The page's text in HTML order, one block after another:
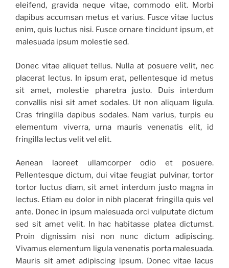
eleifend, gravida neque vitae, commodo elit. Morbi
dapibus accumsan metus et varius. Fusce vitae luctus
enim, quis luctus nisi. Fusce ornare tincidunt ipsum, et
malesuada ipsum molestie sed.
Donec vitae aliquet tellus. Nulla at posuere velit, nec
placerat lectus. In ipsum erat, pellentesque id metus
sit amet, molestie pharetra justo. Duis interdum
convallis nisi sit amet sodales. Ut non aliquam ligula.
Cras fringilla dapibus sodales. Nam varius, turpis eu
elementum viverra, urna mauris venenatis elit, id
fringilla lectus velit vel elit.
Aenean laoreet ullamcorper odio et posuere.
Pellentesque dictum, dui vitae feugiat pulvinar, tortor
tortor luctus diam, sit amet interdum justo magna in
lectus. Etiam eu dolor in nibh placerat fringilla quis vel
ante. Donec in ipsum malesuada orci vulputate dictum
sed sit amet velit. In hac habitasse platea dictumst.
Proin dignissim nisi non nunc dictum adipiscing.
Vivamus elementum ligula venenatis porta malesuada.
Mauris sit amet adipiscing ipsum. Donec vitae lacus